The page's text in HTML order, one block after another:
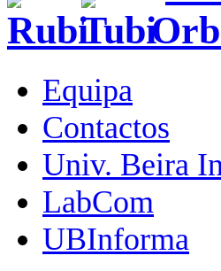
Equipa
Contactos
Univ. Beira
LabCom
UBInforma